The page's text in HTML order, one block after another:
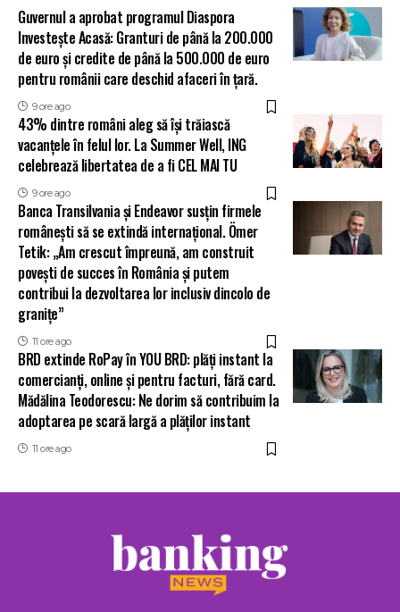
Guvernul a aprobat programul Diaspora
Investește Acasă: Granturi de până la 200.000
de euro și credite de până la 500.000 de euro
pentru românii care deschid afaceri în țară.
9 ore ago
43% dintre români aleg să își trăiască
vacanțele în felul lor. La Summer Well, ING
celebrează libertatea de a fi CEL MAI TU
9 ore ago
Banca Transilvania și Endeavor susțin firmele
românești să se extindă internațional. Ömer
Tetik: „Am crescut împreună, am construit
povești de succes în România și putem
contribui la dezvoltarea lor inclusiv dincolo de
granițe”
11 ore ago
BRD extinde RoPay în YOU BRD: plăți instant la
comercianți, online și pentru facturi, fără card.
Mădălina Teodorescu: Ne dorim să contribuim la
adoptarea pe scară largă a plăților instant
11 ore ago